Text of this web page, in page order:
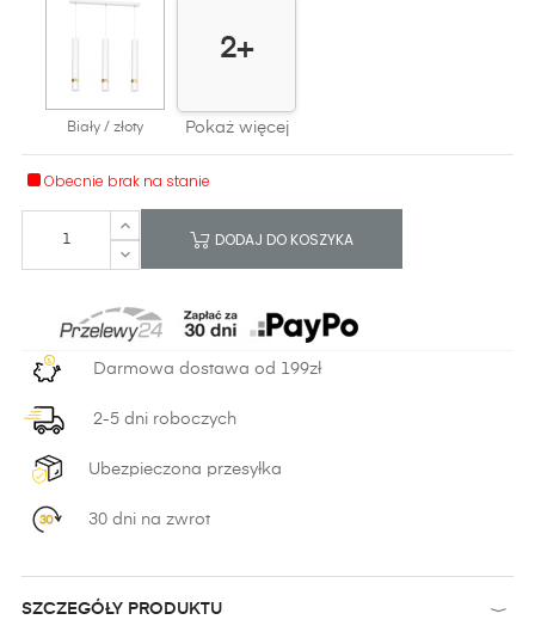
Biały / złoty
2+
Pokaż więcej
Obecnie brak na stanie
DODAJ DO KOSZYKA
Darmowa dostawa od 199zł
2-5 dni roboczych
Ubezpieczona przesyłka
30 dni na zwrot
SZCZEGÓŁY PRODUKTU